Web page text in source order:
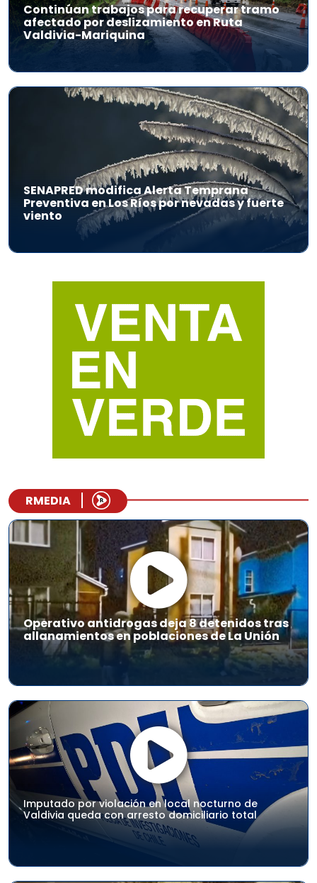
Continúan trabajos para recuperar tramo
afectado por deslizamiento en Ruta
Valdivia-Mariquina
SENAPRED modifica Alerta Temprana
Preventiva en Los Ríos por nevadas y fuerte
viento
RMEDIA
Operativo antidrogas deja 8 detenidos tras
allanamientos en poblaciones de La Unión
Imputado por violación en local nocturno de
Valdivia queda con arresto domiciliario total